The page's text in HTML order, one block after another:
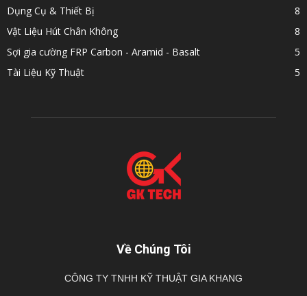
Dụng Cụ & Thiết Bị
8
Vật Liệu Hút Chân Không
8
Sợi gia cường FRP Carbon - Aramid - Basalt
5
Tài Liệu Kỹ Thuật
5
Về Chúng Tôi
CÔNG TY TNHH KỸ THUẬT GIA KHANG